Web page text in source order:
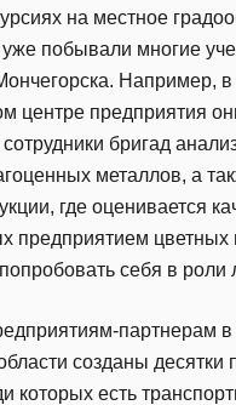
на местное
побывали многие
Например, в
центре предприятия
бригад
металлов, а
где оценивается
предприятием цветных
себя в роли
партнерам
созданы
которых есть